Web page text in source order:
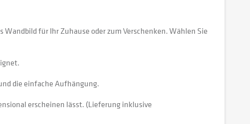
für Ihr Zuhause oder zum Verschenken. Wählen Sie
die einfache Aufhängung.
erscheinen lässt. (Lieferung inklusive